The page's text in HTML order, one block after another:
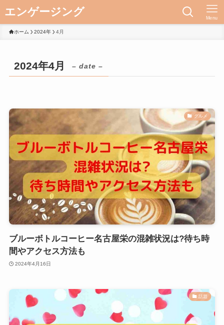
エンゲージング Menu
ホーム 2024年 4月
2024年4月 – date –
グルメ
ブルーボトルコーヒー名古屋栄の混雑状況は?待ち時
間やアクセス方法も
2024年4月16日
話題